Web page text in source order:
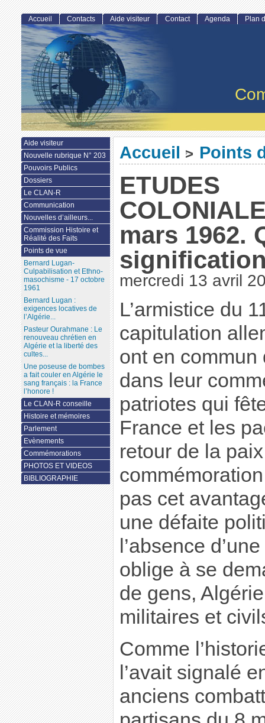
Accueil > Points
ETUDES
mars 1962.
mercredi 13 avril
L’armistice du
capitulation
ont en
dans leur
patriotes qui
France et les
retour de la
pas cet
une défaite
l’absence
oblige à se
de gens,
militaires et
Comme
l’avait signalé
anciens
Accueil Contacts Aide visiteur Contact Agenda Plan
Aide visiteur
Nouvelle rubrique N° 203
Pouvoirs Publics
Dossiers
Le CLAN-R
Communication
Nouvelles d’ailleurs...
Commission Histoire et
Réalité des Faits
Points de vue
Bernard Lugan-
Culpabilisation et Ethno-
masochisme - 17 octobre
1961
Bernard Lugan :
exigences locatives de
l’Algérie...
Pasteur Ourahmane : Le
renouveau chrétien en
Algérie et la liberté des
cultes...
Une poseuse de bombes
a fait couler en Algérie le
sang français : la France
l’honore !
Le CLAN-R conseille
Histoire et mémoires
Parlement
Evènements
Commémorations
PHOTOS ET VIDEOS
BIBLIOGRAPHIE